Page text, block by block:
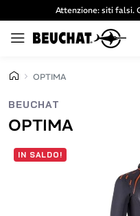
Attenzione: siti falsi.
OPTIMA
IN SALDO!
BEUCHAT
OPTIMA